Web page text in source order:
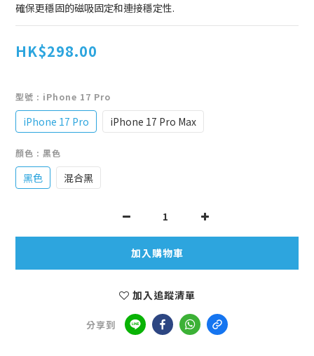
確保更穩固的磁吸固定和連接穩定性.
HK$298.00
型號 : iPhone 17 Pro
iPhone 17 Pro iPhone 17 Pro Max
顏色 : 黑色
黑色 混合黑
加入購物車
加入追蹤清單
分享到